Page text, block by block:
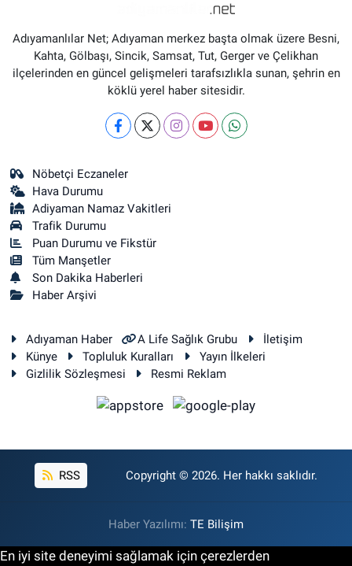
Adıyamanlılar Net; Adıyaman merkez başta olmak üzere Besni,
Kahta, Gölbaşı, Sincik, Samsat, Tut, Gerger ve Çelikhan
ilçelerinden en güncel gelişmeleri tarafsızlıkla sunan, şehrin en
köklü yerel haber sitesidir.
Nöbetçi Eczaneler
Hava Durumu
Adiyaman Namaz Vakitleri
Trafik Durumu
Puan Durumu ve Fikstür
Tüm Manşetler
Son Dakika Haberleri
Haber Arşivi
Adıyaman Haber A Life Sağlık Grubu
İletişim
Künye
Topluluk Kuralları
Yayın İlkeleri
Gizlilik Sözleşmesi
Resmi Reklam
RSS Copyright © 2026. Her hakkı saklıdır.
Haber Yazılımı: TE Bilişim
En iyi site deneyimi sağlamak için çerezlerden